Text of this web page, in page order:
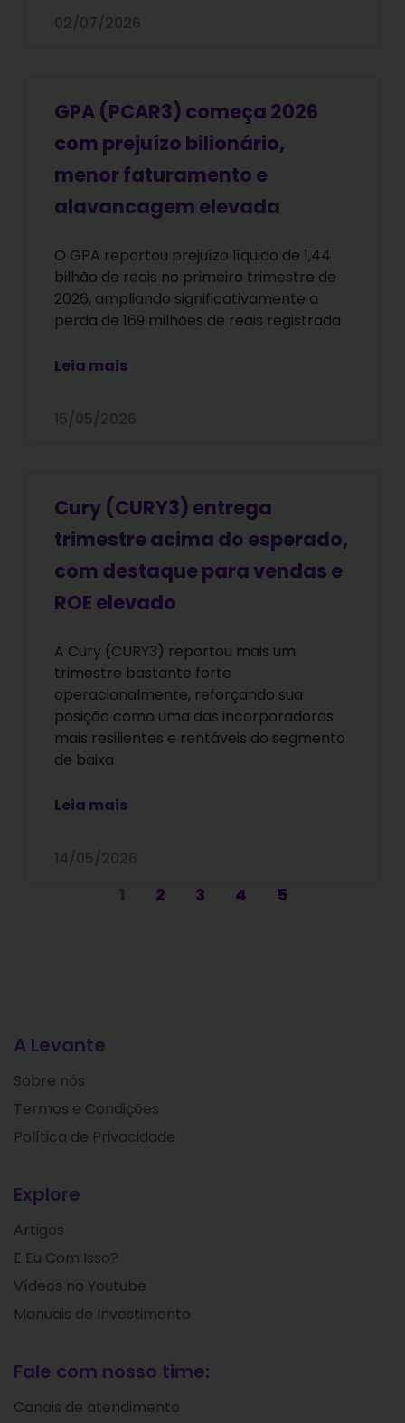
GPA (PCAR3) começa 2026
com prejuízo bilionário,
menor faturamento e
alavancagem elevada
O GPA reportou prejuízo líquido de 1,44
bilhão de reais no primeiro trimestre de
2026, ampliando significativamente a
perda de 169 milhões de reais registrada
Leia mais
Cury (CURY3) entrega
trimestre acima do esperado,
com destaque para vendas e
ROE elevado
A Cury (CURY3) reportou mais um
trimestre bastante forte
operacionalmente, reforçando sua
posição como uma das incorporadoras
mais resilientes e rentáveis do segmento
de baixa
Leia mais
2 3 4 5
A Levante
Sobre nós
Termos e Condições
Política de Privacidade
Explore
Artigos
E Eu Com Isso?
Vídeos no Youtube
Manuais de Investimento
Fale com nosso time:
Canais de atendimento